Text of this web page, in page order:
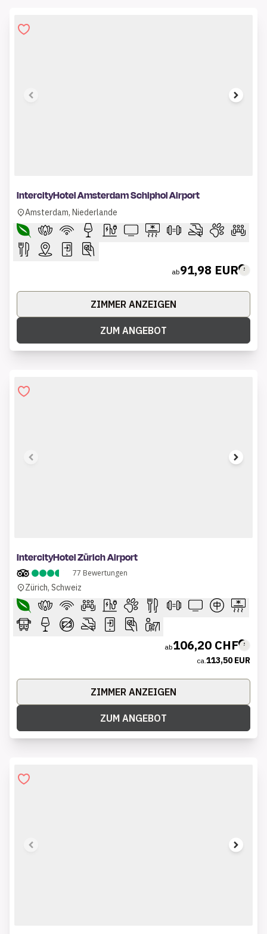
IntercityHotel Amsterdam Schiphol Airport
Amsterdam, Niederlande
ab91,98 EUR
ZIMMER ANZEIGEN
ZUM ANGEBOT
IntercityHotel Zürich Airport
77 Bewertungen
Zürich, Schweiz
ab106,20 CHF
ca. 113,50 EUR
ZIMMER ANZEIGEN
ZUM ANGEBOT